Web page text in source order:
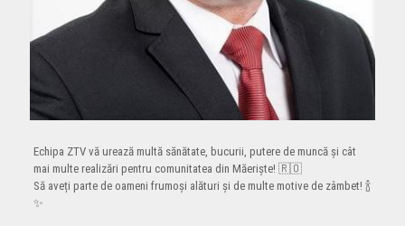
Echipa ZTV vă urează multă sănătate, bucurii, putere de muncă și cât
mai multe realizări pentru comunitatea din Măeriște! 🇷🇴
Să aveți parte de oameni frumoși alături și de multe motive de zâmbet! 🍾
✨